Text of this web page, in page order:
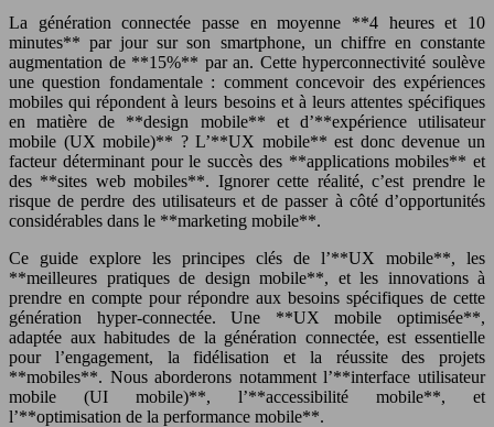
La génération connectée passe en moyenne **4 heures et 10
minutes** par jour sur son smartphone, un chiffre en constante
augmentation de **15%** par an. Cette hyperconnectivité soulève
une question fondamentale : comment concevoir des expériences
mobiles qui répondent à leurs besoins et à leurs attentes spécifiques
en matière de **design mobile** et d’**expérience utilisateur
mobile (UX mobile)** ? L’**UX mobile** est donc devenue un
facteur déterminant pour le succès des **applications mobiles** et
des **sites web mobiles**. Ignorer cette réalité, c’est prendre le
risque de perdre des utilisateurs et de passer à côté d’opportunités
considérables dans le **marketing mobile**.
Ce guide explore les principes clés de l’**UX mobile**, les
**meilleures pratiques de design mobile**, et les innovations à
prendre en compte pour répondre aux besoins spécifiques de cette
génération hyper-connectée. Une **UX mobile optimisée**,
adaptée aux habitudes de la génération connectée, est essentielle
pour l’engagement, la fidélisation et la réussite des projets
**mobiles**. Nous aborderons notamment l’**interface utilisateur
mobile (UI mobile)**, l’**accessibilité mobile**, et
l’**optimisation de la performance mobile**.